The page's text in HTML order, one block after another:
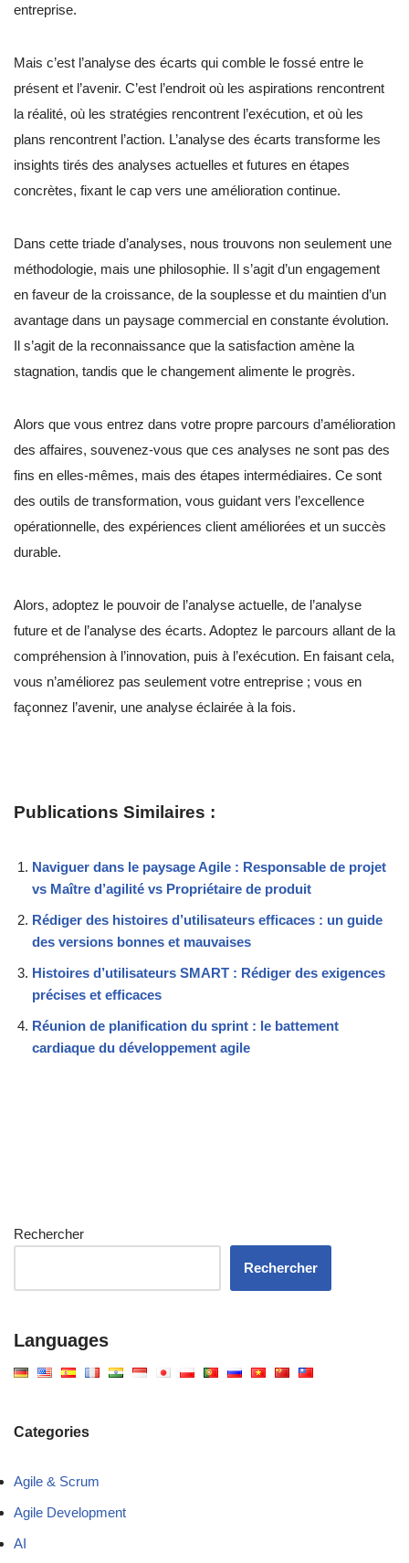
entreprise.
Mais c’est l’analyse des écarts qui comble le fossé entre le
présent et l’avenir. C’est l’endroit où les aspirations rencontrent
la réalité, où les stratégies rencontrent l’exécution, et où les
plans rencontrent l’action. L’analyse des écarts transforme les
insights tirés des analyses actuelles et futures en étapes
concrètes, fixant le cap vers une amélioration continue.
Dans cette triade d’analyses, nous trouvons non seulement une
méthodologie, mais une philosophie. Il s’agit d’un engagement
en faveur de la croissance, de la souplesse et du maintien d’un
avantage dans un paysage commercial en constante évolution.
Il s’agit de la reconnaissance que la satisfaction amène la
stagnation, tandis que le changement alimente le progrès.
Alors que vous entrez dans votre propre parcours d’amélioration
des affaires, souvenez-vous que ces analyses ne sont pas des
fins en elles-mêmes, mais des étapes intermédiaires. Ce sont
des outils de transformation, vous guidant vers l’excellence
opérationnelle, des expériences client améliorées et un succès
durable.
Alors, adoptez le pouvoir de l’analyse actuelle, de l’analyse
future et de l’analyse des écarts. Adoptez le parcours allant de la
compréhension à l’innovation, puis à l’exécution. En faisant cela,
vous n’améliorez pas seulement votre entreprise ; vous en
façonnez l’avenir, une analyse éclairée à la fois.
Publications Similaires :
Naviguer dans le paysage Agile : Responsable de projet
vs Maître d’agilité vs Propriétaire de produit
Rédiger des histoires d’utilisateurs efficaces : un guide
des versions bonnes et mauvaises
Histoires d’utilisateurs SMART : Rédiger des exigences
précises et efficaces
Réunion de planification du sprint : le battement
cardiaque du développement agile
Rechercher
Rechercher
Languages
Categories
Agile & Scrum
Agile Development
AI